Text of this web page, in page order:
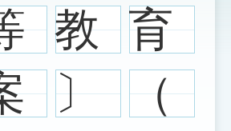
教 育
〕 （